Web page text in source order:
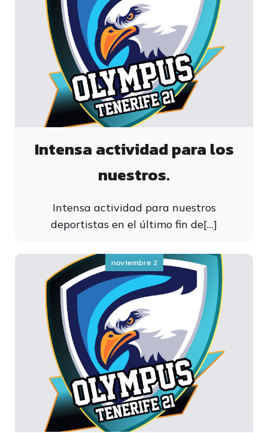
Intensa actividad para los
nuestros.
Intensa actividad para nuestros
deportistas en el último fin de[…]
noviembre 2